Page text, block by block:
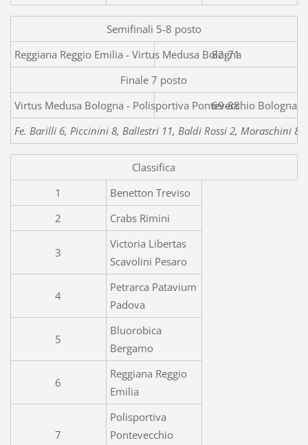
Semifinali 5-8 posto
Reggiana Reggio Emilia
82-71
Finale 7 posto
Virtus Medusa Bologna - Polisportiva Pontevecchio Bologna
69-88
Fe. Barilli 6, Piccinini 8, Ballestri 11, Baldi Rossi 2, Moraschini
Classifica
1
Benetton Treviso
2
Crabs Rimini
3
Victoria Libertas
Scavolini Pesaro
4
Petrarca Patavium
Padova
5
Bluorobica
Bergamo
6
Reggiana Reggio
Emilia
7
Polisportiva
Pontevecchio